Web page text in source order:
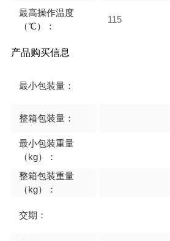
最高操作温度
（℃）：
115
产品购买信息
最小包装量：
整箱包装量：
最小包装重量
（kg）：
整箱包装重量
（kg）：
交期：